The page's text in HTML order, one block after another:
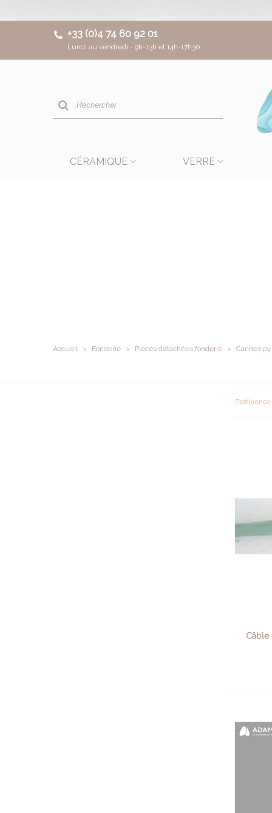
+33 (0)4 74 60 92 01
Lundi au vendredi - 9h-13h et 14h-17h30
CÉRAMIQUE VERRE
Accueil > Fonderie > Pièces détachées fonderie > Cannes
Pertinence
Câble